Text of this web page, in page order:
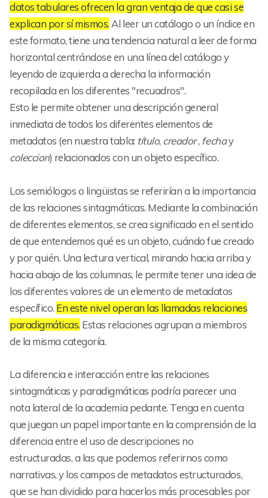
datos tabulares ofrecen la gran ventaja de que casi se
explican por sí mismos.Al leer un catálogo o un índice en
este formato, tiene una tendencia natural a leer de forma
horizontal centrándose en una línea del catálogo y
leyendo de izquierda a derecha la información
recopilada en los diferentes "recuadros".
Esto le permite obtener una descripción general
inmediata de todos los diferentes elementos de
metadatos (en nuestra tabla: título, creador, fechay
coleccion) relacionados con un objeto específico.
Los semiólogos o lingüistas se referirían a la importancia
de las relaciones sintagmáticas. Mediante la combinación
de diferentes elementos, se crea significado en el sentido
de que entendemos qué es un objeto, cuándo fue creado
y por quién. Una lectura vertical, mirando hacia arriba y
hacia abajo de las columnas, le permite tener una idea de
los diferentes valores de un elemento de metadatos
específico. En este nivel operan las llamadas relaciones
paradigmáticas. Estas relaciones agrupan a miembros
de la misma categoría.
La diferencia e interacción entre las relaciones
sintagmáticas y paradigmáticas podría parecer una
nota lateral de la academia pedante. Tenga en cuenta
que juegan un papel importante en la comprensión de la
diferencia entre el uso de descripciones no
estructuradas, a las que podemos referirnos como
narrativas, y los campos de metadatos estructurados,
que se han dividido para hacerlos más procesables por